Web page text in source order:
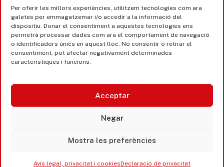
Per oferir les millors experiències, utilitzem tecnologies com ara
galetes per emmagatzemar i/o accedir a la informació del
dispositiu. Donar el consentiment a aquestes tecnologies ens
permetrà processar dades com ara el comportament de navegació
o identificadors únics en aquest lloc. No consentir o retirar el
consentiment, pot afectar negativament determinades
característiques i funcions.
Acceptar
Negar
Mostra les preferències
Avís legal, privacitat i cookiesDeclaració de privacitat
365 www.platjadaro
Accesibilitat